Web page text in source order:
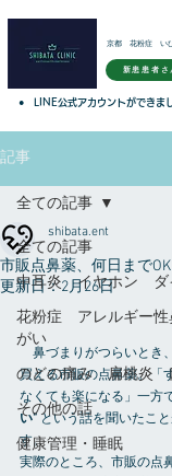
京都 花粉症 い
新患患者さ
● LINE公式アカウントができま
記事
全ての記事
中耳炎 イヤホン ダ
花粉症 アレルギー
がい
のどの痛み 扁桃炎
その他の話
健康管理・睡眠
全ての記事
市販点鼻薬、何日までOK
shibata.ent
更新日：2月26日
鼻づまりがつらいとき
買える市販の点鼻薬。「
なくても楽になる」一方で
い” という話を聞いたこ
す。
実際のところ、市販の点